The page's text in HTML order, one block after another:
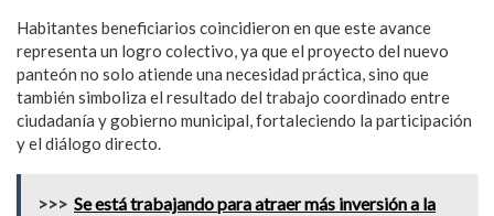
Habitantes beneficiarios coincidieron en que este avance
representa un logro colectivo, ya que el proyecto del nuevo
panteón no solo atiende una necesidad práctica, sino que
también simboliza el resultado del trabajo coordinado entre
ciudadanía y gobierno municipal, fortaleciendo la participación
y el diálogo directo.
>>> Se está trabajando para atraer más inversión a la